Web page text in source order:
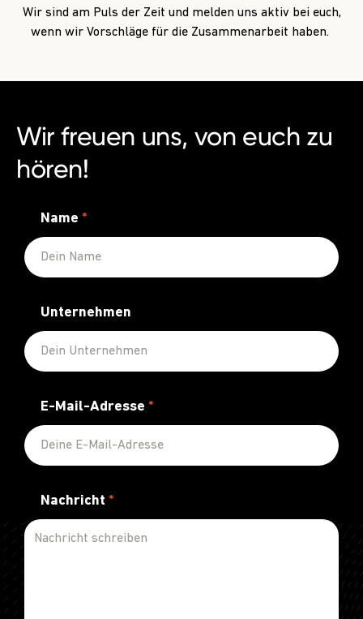
Wir sind am Puls der Zeit und melden uns aktiv bei euch,
wenn wir Vorschläge für die Zusammenarbeit haben.
Wir freuen uns, von euch zu
hören!
Name *
Unternehmen
E-Mail-Adresse *
Nachricht *